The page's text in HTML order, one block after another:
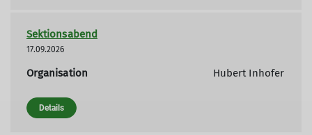
Sektionsabend
17.09.2026
Organisation Hubert Inhofer
Details